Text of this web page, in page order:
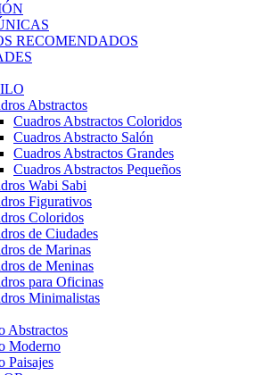
RECOMENDADOS
Abstractos
Cuadros Abstractos Coloridos
Cuadros Abstracto Salón
Cuadros Abstractos Grandes
Cuadros Abstractos Pequeños
Wabi Sabi
Figurativos
Coloridos
de Ciudades
de Marinas
de Meninas
para Oficinas
Minimalistas
Abstractos
Moderno
Paisajes